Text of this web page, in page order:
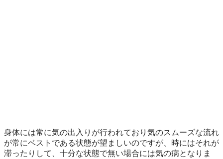
身体には常に気の出入りが行われており気のスムーズな流れ
が常にベストである状態が望ましいのですが、時にはそれが
滞ったりして、十分な状態で無い場合には気の病となりま